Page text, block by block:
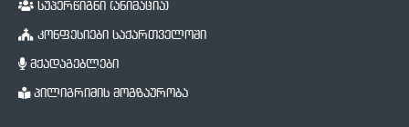
სუპერწიგნი (ანიმაცია)
კონფესიები საქართველოში
მქადაგებლები
პილიგრიმის მოგზაურობა